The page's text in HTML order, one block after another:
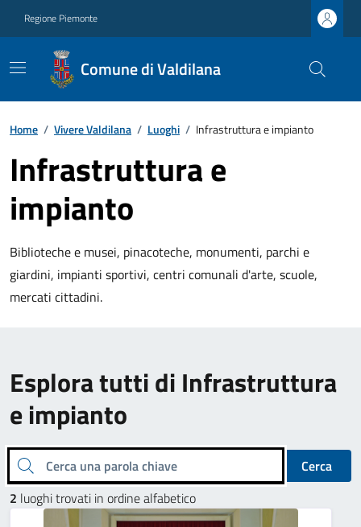
Regione Piemonte
Comune di Valdilana
Home / Vivere Valdilana / Luoghi / Infrastruttura e impianto
Infrastruttura e
impianto
Biblioteche e musei, pinacoteche, monumenti, parchi e
giardini, impianti sportivi, centri comunali d'arte, scuole,
mercati cittadini.
Esplora tutti di Infrastruttura
e impianto
Cerca una parola chiave
Cerca
2 luoghi trovati in ordine alfabetico